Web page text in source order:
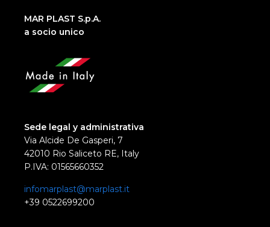
MAR PLAST S.p.A.
a socio unico
Sede legal y administrativa
Via Alcide De Gasperi, 7
42010 Rio Saliceto RE, Italy
P.IVA: 01565660352
infomarplast@marplast.it
+39 0522699200